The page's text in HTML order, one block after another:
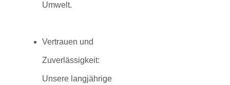
Umwelt.
Vertrauen und
Zuverlässigkeit:
Unsere langjährige